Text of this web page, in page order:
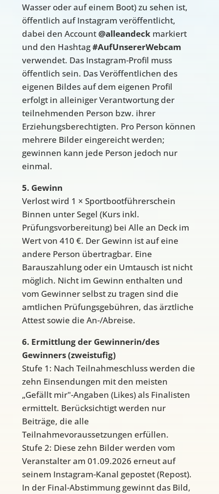
Wasser oder auf einem Boot) zu sehen ist,
öffentlich auf Instagram veröffentlicht,
dabei den Account @alleandeckmarkiert
und den Hashtag#AufUnsererWebcam
verwendet. Das Instagram-Profil muss
öffentlich sein. Das Veröffentlichen des
eigenen Bildes auf dem eigenen Profil
erfolgt in alleiniger Verantwortung der
teilnehmenden Person bzw. ihrer
Erziehungsberechtigten. Pro Person können
mehrere Bilder eingereicht werden;
gewinnen kann jede Person jedoch nur
einmal.
5. Gewinn
Verlost wird 1 × Sportbootführerschein
Binnen unter Segel (Kurs inkl.
Prüfungsvorbereitung) bei Alle an Deck im
Wert von 410 €. Der Gewinn ist auf eine
andere Person übertragbar. Eine
Barauszahlung oder ein Umtausch ist nicht
möglich. Nicht im Gewinn enthalten und
vom Gewinner selbst zu tragen sind die
amtlichen Prüfungsgebühren, das ärztliche
Attest sowie die An-/Abreise.
6. Ermittlung der Gewinnerin/des
Gewinners (zweistufig)
Stufe 1: Nach Teilnahmeschluss werden die
zehn Einsendungen mit den meisten
„Gefällt mir"-Angaben (Likes) als Finalisten
ermittelt. Berücksichtigt werden nur
Beiträge, die alle
Teilnahmevoraussetzungen erfüllen.
Stufe 2: Diese zehn Bilder werden vom
Veranstalter am 01.09.2026 erneut auf
seinem Instagram-Kanal gepostet (Repost).
In der Final-Abstimmung gewinnt das Bild,